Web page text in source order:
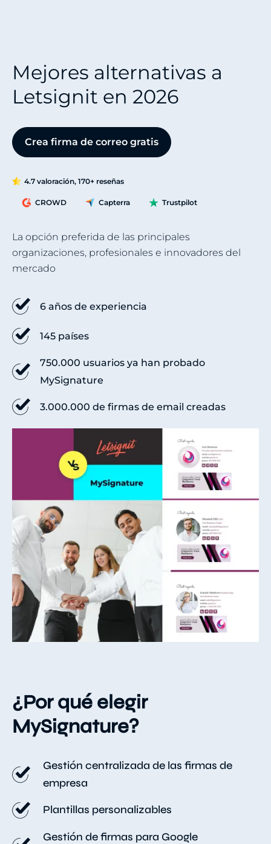
Mejores alternativas a
Letsignit en 2026
Crea firma de correo gratis
4.7 valoración, 170+ reseñas
CROWD Capterra Trustpilot
La opción preferida de las principales
organizaciones, profesionales e innovadores del
mercado
6 años de experiencia
145 países
750.000 usuarios ya han probado
MySignature
3.000.000 de firmas de email creadas
¿Por qué elegir
MySignature?
Gestión centralizada de las firmas de
empresa
Plantillas personalizables
Gestión de firmas para Google